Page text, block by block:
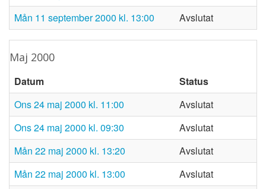
mån 11 september 2000 kl. 13:00
Avslutat
maj 2000
Datum
Status
ons 24 maj 2000 kl. 11:00
Avslutat
ons 24 maj 2000 kl. 09:30
Avslutat
mån 22 maj 2000 kl. 13:20
Avslutat
mån 22 maj 2000 kl. 13:00
Avslutat